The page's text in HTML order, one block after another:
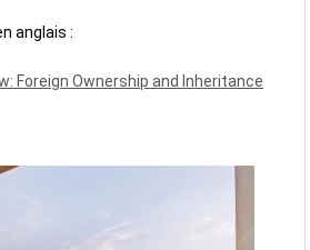
anglais :
Foreign Ownership and Inheritance